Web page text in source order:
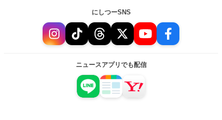
にしつーSNS
ニュースアプリでも配信